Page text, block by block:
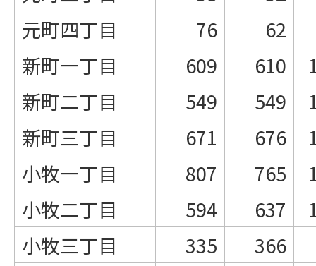
元町四丁目
76
62
新町一丁目
609 610
新町二丁目
549 549
新町三丁目
671 676
小牧一丁目
807 765
小牧二丁目
594 637
小牧三丁目
335
366